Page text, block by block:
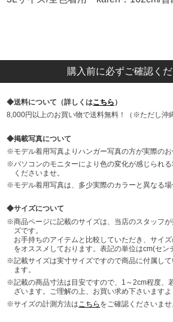
購入前に必ずご確認くだ
送料について（詳しくはこちら ）
8,000円以上のお買い物で送料無料！（※ただし沖
掲載写真について
モデル着用写真よりハンガー写真の方が実際のお
パソコンのモニターにより色の変化が感じられ
くださいませ。
モデル着用写真は、多少実際のカラーと異なる場
サイズについて
商品ページに記載のサイズは、当店のスタッフ
ズです。
お手持ちのアイテムと比較していただき、サイ
をオススメしております。表記の単位はcm(セン
記載サイズは実寸サイズですので商品に付属し
ます。
記載の商品寸法は目安ですので、1～2cm程度、
ざいます。ご理解の上、お買い求め下さいますよ
サイズの計測方法は こちら をご確認くださいませ